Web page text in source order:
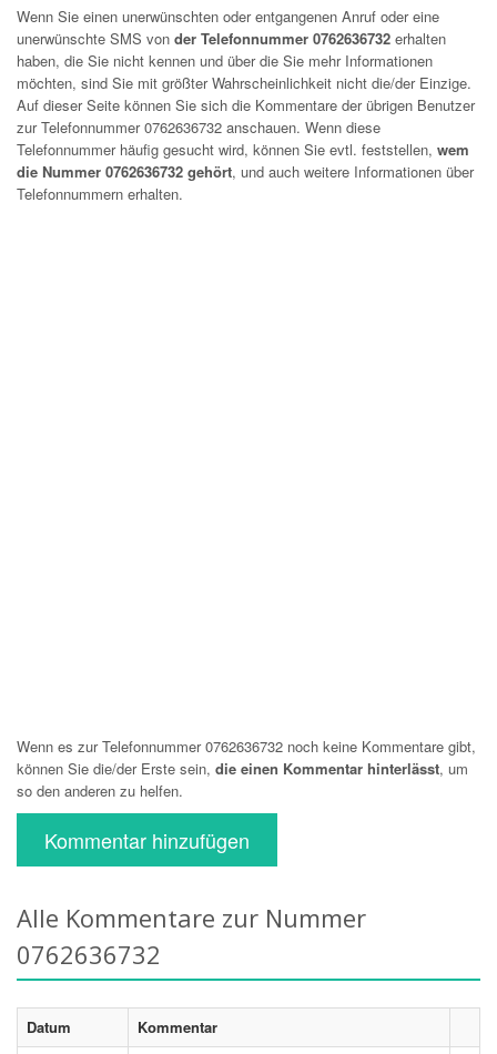
Wenn Sie einen unerwünschten oder entgangenen Anruf oder eine
unerwünschte SMS von der Telefonnummer 0762636732 erhalten
haben, die Sie nicht kennen und über die Sie mehr Informationen
möchten, sind Sie mit größter Wahrscheinlichkeit nicht die/der Einzige.
Auf dieser Seite können Sie sich die Kommentare der übrigen Benutzer
zur Telefonnummer0762636732 anschauen. Wenn diese
Telefonnummer häufig gesucht wird, können Sie evtl. feststellen, wem
die Nummer 0762636732 gehört, und auch weitere Informationen über
Telefonnummern erhalten.
Wenn es zur Telefonnummer 0762636732 noch keine Kommentare gibt,
können Sie die/der Erste sein, die einen Kommentar hinterlässt, um
so den anderen zu helfen.
Kommentar hinzufügen
Alle Kommentare zur Nummer
0762636732
Datum
Kommentar